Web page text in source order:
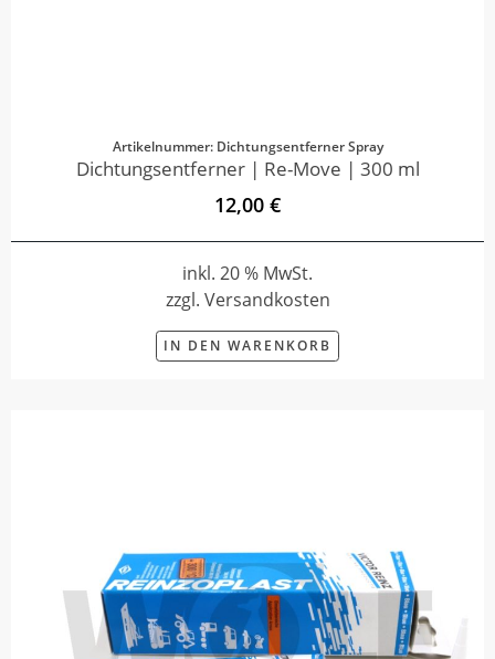
Artikelnummer: Dichtungsentferner Spray
Dichtungsentferner | Re-Move | 300 ml
12,00 €
inkl. 20 % MwSt.
zzgl. Versandkosten
IN DEN WARENKORB